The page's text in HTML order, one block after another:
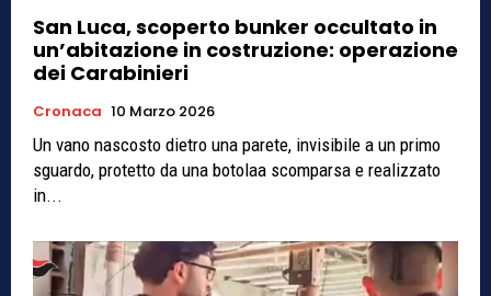
San Luca, scoperto bunker occultato in
un’abitazione in costruzione: operazione
dei Carabinieri
Cronaca 10 Marzo 2026
Un vano nascosto dietro una parete, invisibile a un primo
sguardo, protetto da una botolaa scomparsa e realizzato
in...